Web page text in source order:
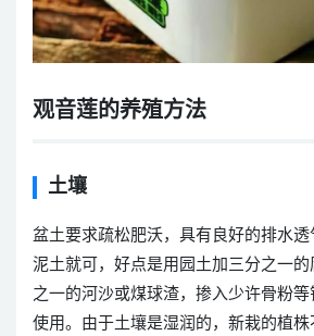
观音莲的养殖方法
土壤
盆土要求疏松肥沃，具有良好的排水
泥土就可，好点是用园土加三分之一
之一的河沙或煤球渣，掺入少许骨粉
使用。由于土壤是湿润的，新栽的植株